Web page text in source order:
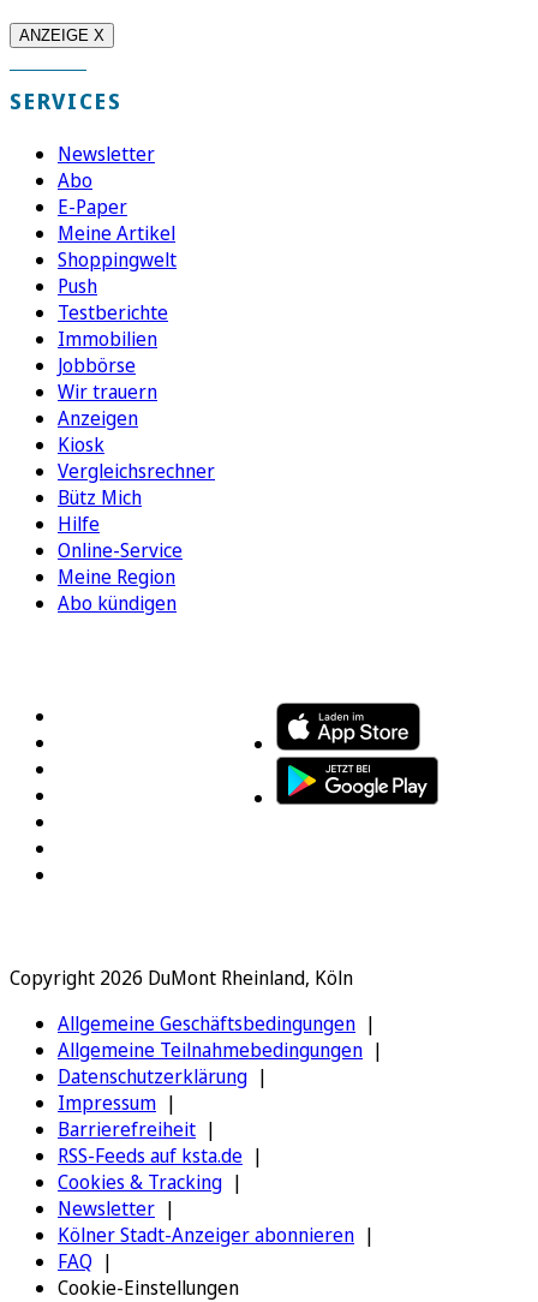
ANZEIGE X
SERVICES
Newsletter
Abo
E-Paper
Meine Artikel
Shoppingwelt
Push
Testberichte
Immobilien
Jobbörse
Wir trauern
Anzeigen
Kiosk
Vergleichsrechner
Bütz Mich
Hilfe
Online-Service
Meine Region
Abo kündigen
Copyright 2026 DuMont Rheinland, Köln
Allgemeine Geschäftsbedingungen
Allgemeine Teilnahmebedingungen
Datenschutzerklärung
Impressum
Barrierefreiheit
RSS-Feeds auf ksta.de
Cookies & Tracking
Newsletter
Kölner Stadt-Anzeiger abonnieren
FAQ
Cookie-Einstellungen